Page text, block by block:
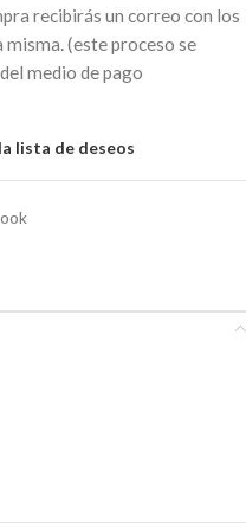
recibirás un correo con los
(este proceso se
medio de pago
lista de deseos